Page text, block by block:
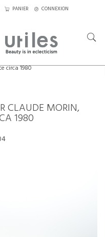
PANIER CONNEXION
circa 1980
CLAUDE MORIN,
1980